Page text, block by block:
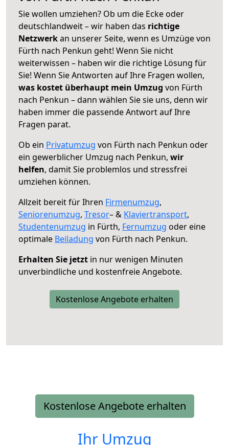
Sie wollen umziehen? Ob um die Ecke oder
deutschlandweit – wir haben das richtige
Netzwerkan unserer Seite, wenn es Umzüge von
Fürth nach Penkun geht! Wenn Sie nicht
weiterwissen – haben wir die richtige Lösung für
Sie! Wenn Sie Antworten auf Ihre Fragen wollen,
was kostet überhaupt mein Umzug von Fürth
nach Penkun – dann wählen Sie sie uns, denn wir
haben immer die passende Antwort auf Ihre
Fragen parat.
Ob ein Privatumzug von Fürth nach Penkun oder
ein gewerblicher Umzug nach Penkun, wir
helfen, damit Sie problemlos und stressfrei
umziehen können.
Allzeit bereit für Ihren Firmenumzug,
Seniorenumzug, Tresor– & Klaviertransport,
Studentenumzug in Fürth, Fernumzug oder eine
optimale Beiladung von Fürth nach Penkun.
Erhalten Sie jetzt in nur wenigen Minuten
unverbindliche und kostenfreie Angebote.
Kostenlose Angebote erhalten
Kostenlose Angebote erhalten
Ihr Umzug